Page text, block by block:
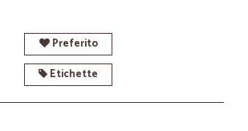
Preferito
Etichette